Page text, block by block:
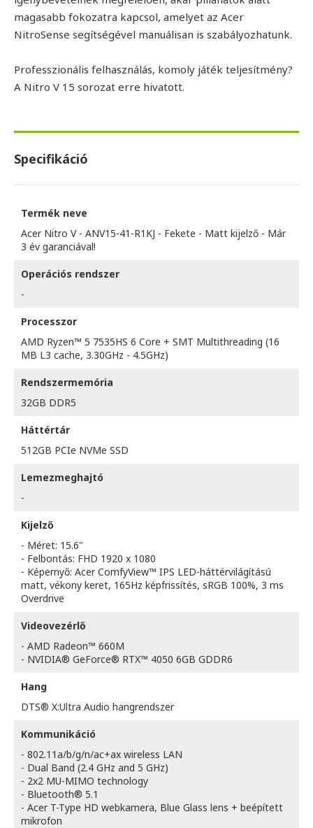
magasabb fokozatra kapcsol, amelyet az Acer
NitroSense segítségével manuálisan is szabályozhatunk.
Professzionális felhasználás, komoly játék teljesítmény?
A Nitro V 15 sorozat erre hivatott.
Specifikáció
Termék neve
Acer Nitro V - ANV15-41-R1KJ - Fekete - Matt kijelző - Már
3 év garanciával!
Operációs rendszer
-
Processzor
AMD Ryzen™ 5 7535HS 6 Core + SMT Multithreading (16
MB L3 cache, 3.30GHz - 4.5GHz)
Rendszermemória
32GB DDR5
Háttértár
512GB PCIe NVMe SSD
Lemezmeghajtó
-
Kijelző
- Méret: 15.6"
- Felbontás: FHD 1920 x 1080
- Képernyő: Acer ComfyView™ IPS LED-háttérvilágítású
matt, vékony keret, 165Hz képfrissítés, sRGB 100%, 3 ms
Overdrive
Videovezérlő
- AMD Radeon™ 660M
- NVIDIA® GeForce® RTX™ 4050 6GB GDDR6
Hang
DTS® X:Ultra Audio hangrendszer
Kommunikáció
- 802.11a/b/g/n/ac+ax wireless LAN
- Dual Band (2.4 GHz and 5 GHz)
- 2x2 MU-MIMO technology
- Bluetooth® 5.1
- Acer T-Type HD webkamera, Blue Glass lens + beépített
mikrofon